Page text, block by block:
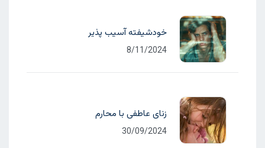
خودشیفته آسیب پذیر
8/11/2024
زنای عاطفی با محارم
30/09/2024